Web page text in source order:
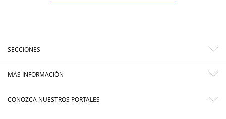
SECCIONES
MÁS INFORMACIÓN
CONOZCA NUESTROS PORTALES